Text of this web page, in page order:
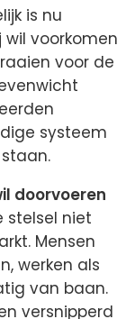
is nu
voorkomen
voor de
systeem
doorvoeren
stelsel niet
Mensen
werken als
van baan.
versnipperd